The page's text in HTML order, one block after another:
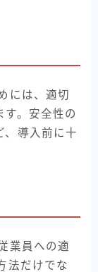
には、適切
。安全性の
、導入前に十
業員への適
法だけでな